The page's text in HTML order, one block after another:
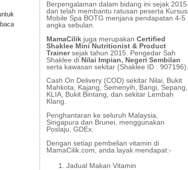
Berpengalaman dalam bidang ini sejak 2015
dan telah membantu ratusan peserta Kursus
Mobile Spa BOTG menjana pendapatan 4-5
angka sebulan.
MamaCilik juga merupakan Certified
Shaklee Mini Nutritionist & Product
Trainersejak tahun 2015. Pengedar Sah
Shaklee di Nilai Impian, Negeri Sembilan
serta kawasan sekitar (Shaklee ID : 907196).
Cash On Delivery (COD) sekitar Nilai, Bukit
Mahkota, Kajang, Semenyih, Bangi, Sepang,
KLIA, Bukit Bintang, dan sekitar Lembah
Klang.
Penghantaran ke seluruh Malaysia,
Singapura dan Brunei, menggunakan
Poslaju, GDEx.
Dengan setiap pembelian vitamin di
MamaCilik.com, anda layak mendapat:-
Jadual Makan Vitamin